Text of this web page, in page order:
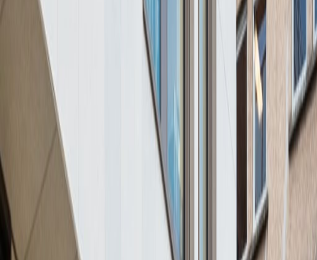
Büroräume von
Büroraum
Praktische Räume für Teams jeder Größe
750
Person/Monat
Coworking-Schreibtische
Preis auf Anfrage
Beschreibung des Büros
Leicht erreichbar vom Bahnhof (2 Studen von
Paris mit TGV), Bus und Taxis nahebei, und nur
5 Autominuten vom Stadtzentrum von